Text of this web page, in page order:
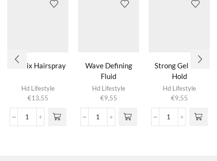
Eco Fix Hairspray
Hd Lifestyle
€13,55
Eco
Wave Defining
Fluid
Hd Lifestyle
€9,55
Wave
Strong Gel Firm
Hold
Hd Lifestyle
€9,55
Strong